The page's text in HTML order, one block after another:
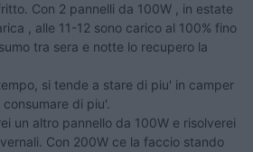
Con 2 pannelli da 100W , in estate
, alle 11-12 sono carico al 100% fino
tra sera e notte lo recupero la
si tende a stare di piu' in camper
di piu'.
un altro pannello da 100W e risolverei
Con 200W ce la faccio stando